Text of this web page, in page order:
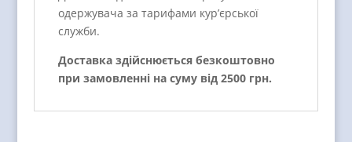
одержувача за тарифами кур’єрської
служби.
Доставка здійснюється безкоштовно
при замовленні на суму від 2500 грн.